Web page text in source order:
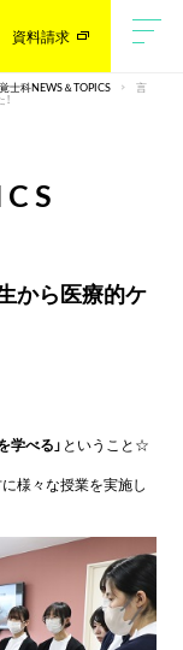
資料請求
士科NEWS＆TOPICS 言
から医療的ケ
学べる」 ということ☆
様々な授業を実施し